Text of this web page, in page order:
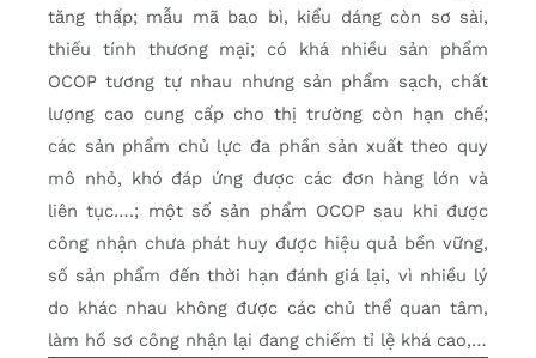
tăng thấp; mẫu mã bao bì, kiểu dáng còn sơ sài,
thiếu tính thương mại; có khá nhiều sản phẩm
OCOP tương tự nhau nhưng sản phẩm sạch, chất
lượng cao cung cấp cho thị trường còn hạn chế;
các sản phẩm chủ lực đa phần sản xuất theo quy
mô nhỏ, khó đáp ứng được các đơn hàng lớn và
liên tục….; một số sản phẩm OCOP sau khi được
công nhận chưa phát huy được hiệu quả bền vững,
số sản phẩm đến thời hạn đánh giá lại, vì nhiều lý
do khác nhau không được các chủ thể quan tâm,
làm hồ sơ công nhận lại đang chiếm tỉ lệ khá cao,…